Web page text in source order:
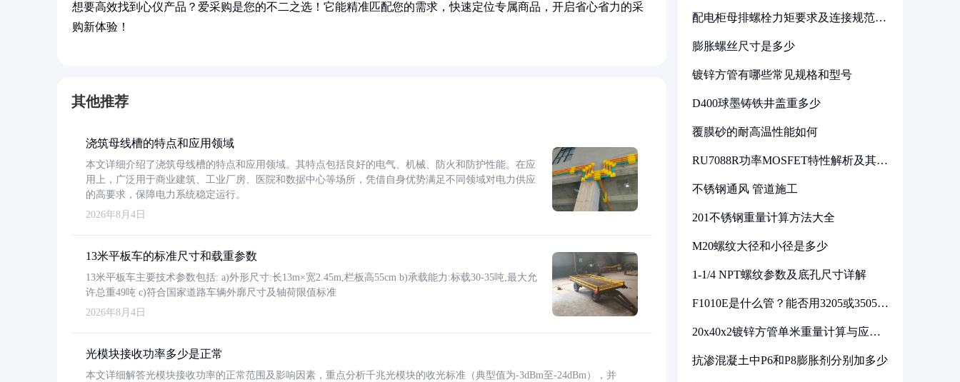
想要高效找到心仪产品？爱采购是您的不二之选！它能精准匹配您的需求，快速定位专属商品，开启省心省力的采
购新体验！
其他推荐
浇筑母线槽的特点和应用领域
本文详细介绍了浇筑母线槽的特点和应用领域。其特点包括良好的电气、机械、防火和防护性能。在应
用上，广泛用于商业建筑、工业厂房、医院和数据中心等场所，凭借自身优势满足不同领域对电力供应
的高要求，保障电力系统稳定运行。
2026年8月4日
13米平板车的标准尺寸和载重参数
13米平板车主要技术参数包括: a)外形尺寸:长13m×宽2.45m,栏板高55cm b)承载能力:标载30-35吨,最大允
许总重49吨 c)符合国家道路车辆外廓尺寸及轴荷限值标准
2026年8月4日
光模块接收功率多少是正常
本文详细解答光模块接收功率的正常范围及影响因素，重点分析千兆光模块的收光标准（典型值为-3dBm至-24dBm），并
配电柜母排螺栓力矩要求及连接规范详
膨胀螺丝尺寸是多少
镀锌方管有哪些常见规格和型号
D400球墨铸铁井盖重多少
覆膜砂的耐高温性能如何
RU7088R功率MOSFET特性解析及其在
不锈钢通风 管道施工
201不锈钢重量计算方法大全
M20螺纹大径和小径是多少
1-1/4 NPT螺纹参数及底孔尺寸详解
F1010E是什么管？能否用3205或3505代
20x40x2镀锌方管单米重量计算与应用
抗渗混凝土中P6和P8膨胀剂分别加多少